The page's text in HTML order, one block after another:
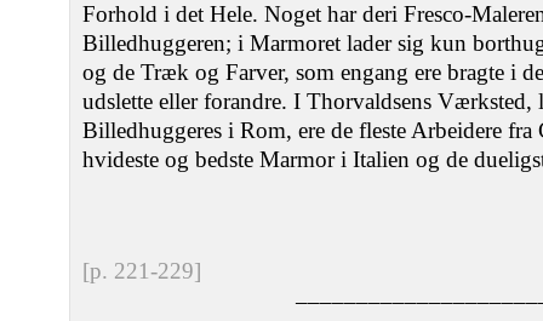
Forhold i det Hele. Noget har deri Fresco-
Billedhuggeren; i Marmoret lader sig kun
og de Træk og Farver, som engang ere bragte i
udslette eller forandre. I Thorvaldsens Værksted,
Billedhuggeres i Rom, ere de fleste Arbeidere
hvideste og bedste Marmor i Italien og de
[p. 221-229]